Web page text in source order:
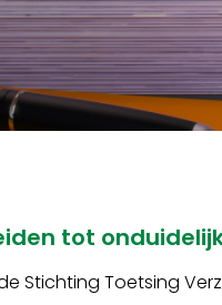
tot
Stichting Toetsing